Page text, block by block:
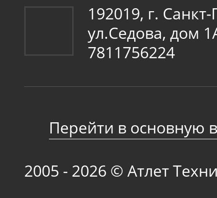
192019, г.
ул.Седова, дом
7811756224
Перейти в основную
2005 - 2026 © Атлет